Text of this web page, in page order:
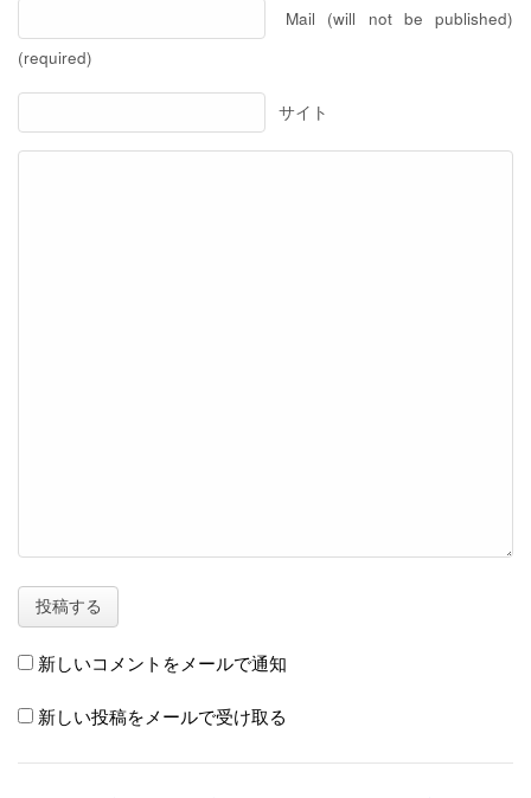
Mail (will not be published)
(required)
サイト
新しいコメントをメールで通知
新しい投稿をメールで受け取る